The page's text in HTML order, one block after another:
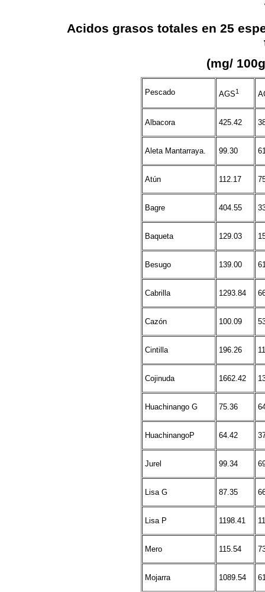
Acidos grasos totales en 25
(mg/
Pescado AGS1
Albacora 425.42
Aleta Mantarraya. 99.30
Atún 112.17
Bagre 404.55
Baqueta 129.03
Besugo 139.00
Cabrilla 1293.84
Cazón 100.09
Cintilla 196.26
Cojinuda 1662.42
Huachinango G 75.36
HuachinangoP 64.42
Jurel 99.34
Lisa G 87.35
Lisa P 1198.41
Mero 115.54
Mojarra 1089.54